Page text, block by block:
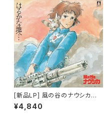
[新品LP] 風の谷のナウシカ
サウンドトラック はるかな地
へ・・・
¥4,840